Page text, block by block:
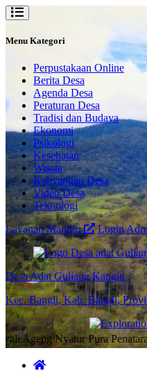
Menu Kategori
Perpustakaan Online
Berita Desa
Agenda Desa
Peraturan Desa
Tradisi dan Budaya
Ekonomi
Psikologi
Kesehatan
Wisata
Kahyangan Desa
Video Desa
Teknologi
Layanan Mandiri
Login
Desa Adat Guliang Kangin
Kec. Bangli, Kab. Bangli,
Nyatur Pura Penataran